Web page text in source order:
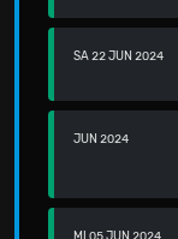
SA 22 JUN 2024
JUN 2024